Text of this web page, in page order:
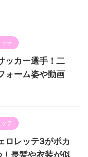
テ
ッカー選手！二
ォーム姿や動画
テ
ロレッテ3がポカ
長髪や衣装が似